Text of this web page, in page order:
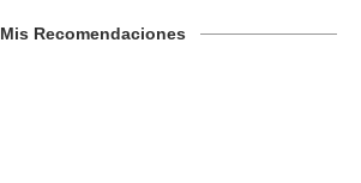
Mis Recomendaciones